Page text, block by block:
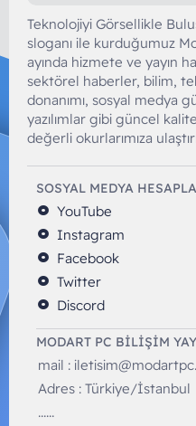
Teknolojiyi Görsellikle
sloganı ile kurduğumuz
ayında hizmete ve yayın
sektörel haberler, bilim,
donanımı, sosyal medya
yazılımlar gibi güncel
değerli okurlarımıza
SOSYAL MEDYA
YouTube
Instagram
Facebook
Twitter
Discord
MODART PC BILIŞIM
mail :
Adres : Türkiye/İstanbul
......